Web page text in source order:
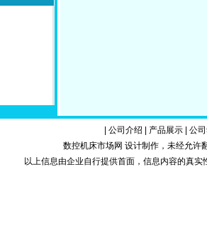
公司介绍 产品展示| 公
数控机床市场网 设计制作，未经允许
以上信息由企业自行提供首面，信息内容的真